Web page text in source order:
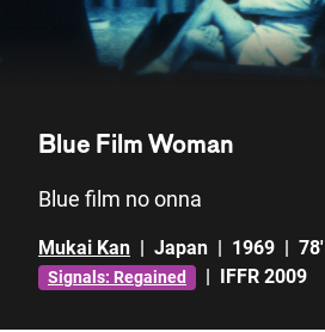
Blue Film Woman
Blue film no onna
Mukai Kan | Japan | 1969 | 78'
Signals: Regained | IFFR 2009